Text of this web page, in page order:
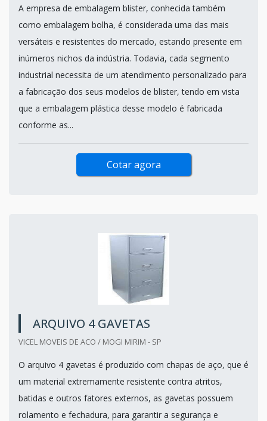
A empresa de embalagem blister, conhecida também
como embalagem bolha, é considerada uma das mais
versáteis e resistentes do mercado, estando presente em
inúmeros nichos da indústria. Todavia, cada segmento
industrial necessita de um atendimento personalizado para
a fabricação dos seus modelos de blister, tendo em vista
que a embalagem plástica desse modelo é fabricada
conforme as...
Cotar agora
ARQUIVO 4 GAVETAS
VICEL MOVEIS DE ACO / MOGI MIRIM - SP
O arquivo 4 gavetas é produzido com chapas de aço, que é
um material extremamente resistente contra atritos,
batidas e outros fatores externos, as gavetas possuem
rolamento e fechadura, para garantir a segurança e